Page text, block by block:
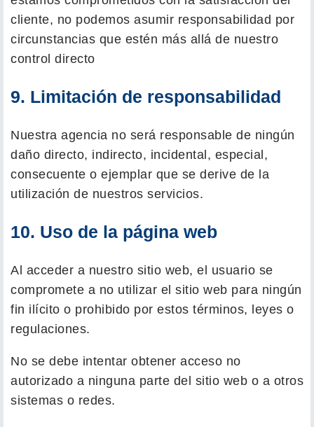
cliente, no podemos asumir responsabilidad por
circunstancias que estén más allá de nuestro
control directo
9. Limitación de responsabilidad
Nuestra agencia no será responsable de ningún
daño directo, indirecto, incidental, especial,
consecuente o ejemplar que se derive de la
utilización de nuestros servicios.
10. Uso de la página web
Al acceder a nuestro sitio web, el usuario se
compromete a no utilizar el sitio web para ningún
fin ilícito o prohibido por estos términos, leyes o
regulaciones.
No se debe intentar obtener acceso no
autorizado a ninguna parte del sitio web o a otros
sistemas o redes.